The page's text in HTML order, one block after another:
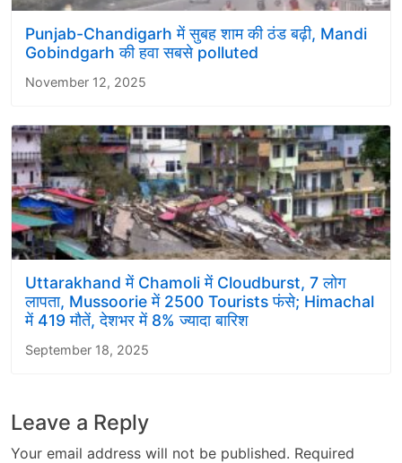
Punjab-Chandigarh में सुबह शाम की ठंड बढ़ी, Mandi
Gobindgarh की हवा सबसे polluted
November 12, 2025
Uttarakhand में Chamoli में Cloudburst, 7 लोग
लापता, Mussoorie में 2500 Tourists फंसे; Himachal
में 419 मौतें, देशभर में 8% ज्यादा बारिश
September 18, 2025
Leave a Reply
Your email address will not be published. Required